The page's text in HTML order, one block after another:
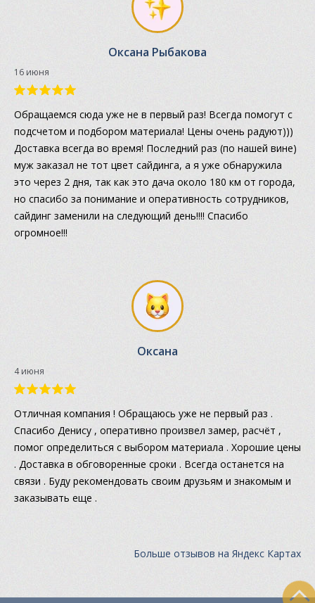
Оксана Рыбакова
16 июня
Обращаемся сюда уже не в первый раз! Всегда помогут с
подсчетом и подбором материала! Цены очень радуют)))
Доставка всегда во время! Последний раз (по нашей вине)
муж заказал не тот цвет сайдинга, а я уже обнаружила
это через 2 дня, так как это дача около 180 км от города,
но спасибо за понимание и оперативность сотрудников,
сайдинг заменили на следующий день!!!! Спасибо
огромное!!!
Оксана
4 июня
Отличная компания ! Обращаюсь уже не первый раз .
Спасибо Денису , оперативно произвел замер, расчёт ,
помог определиться с выбором материала . Хорошие цены
. Доставка в обговоренные сроки . Всегда останется на
связи . Буду рекомендовать своим друзьям и знакомым и
заказывать еще .
Больше отзывов на Яндекс Картах